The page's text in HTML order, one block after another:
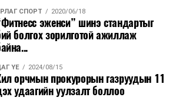
СПОРТ 2020/06/18
эженси” шинэ стандартыг
болгох зорилготой ажиллаж
ҮЕ 2024/08/15
орчмын прокурорын газруудын 11
удаагийн уулзалт боллоо